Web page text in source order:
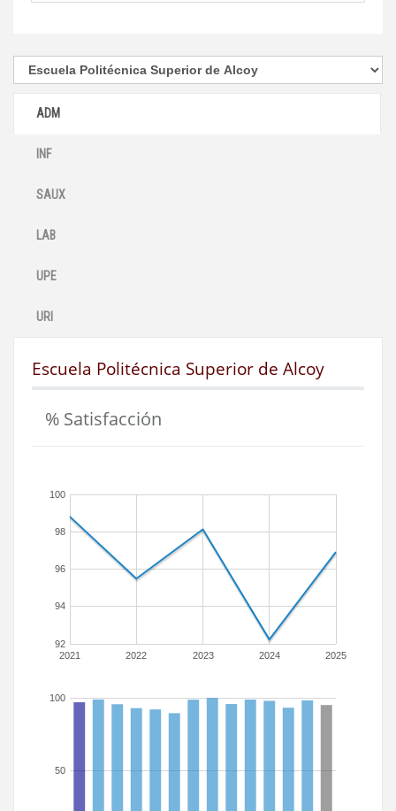
ADM
INF
SAUX
LAB
UPE
URI
Escuela Politécnica Superior de Alcoy
% Satisfacción
2021 2022 2023 2024 2025
92
94
96
98
100
50
100